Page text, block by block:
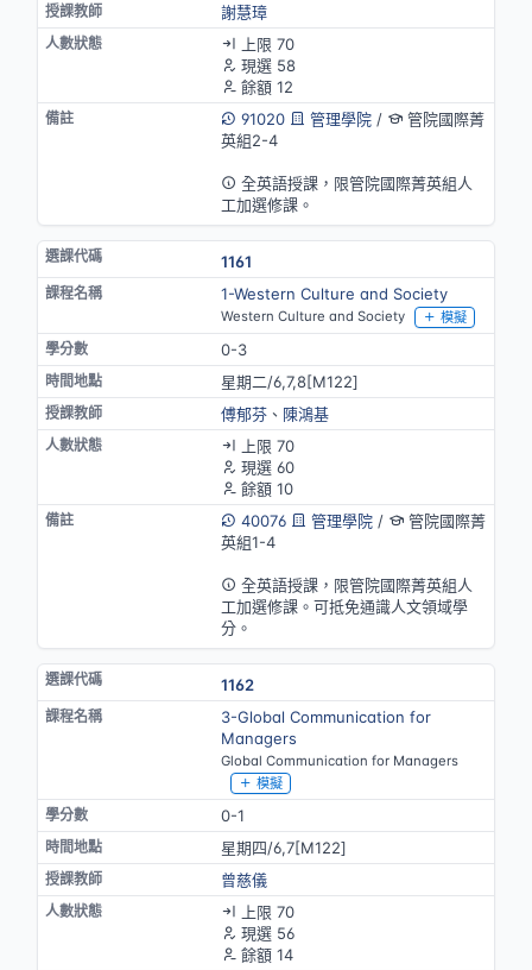
謝慧璋
上限 70
現選 58
餘額 12
91020
管理學院/
管院國際菁
英組2-4
全英語授課，限管院國際菁英組人
工加選修課。
1161
1-Western Culture and Society
Western Culture and Society 模擬
0-3
星期二/6,7,8[M122]
傅郁芬、 陳鴻基
上限 70
現選 60
餘額 10
40076
管理學院/
管院國際菁
英組1-4
全英語授課，限管院國際菁英組人
工加選修課。可抵免通識人文領域學
分。
1162
3-Global Communication for
Managers
Global Communication for Managers
模擬
0-1
星期四/6,7[M122]
曾慈儀
上限 70
現選 56
餘額 14